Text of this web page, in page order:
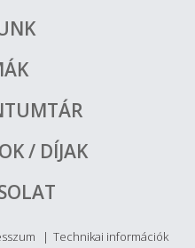
/ DÍJAK
Technikai információk